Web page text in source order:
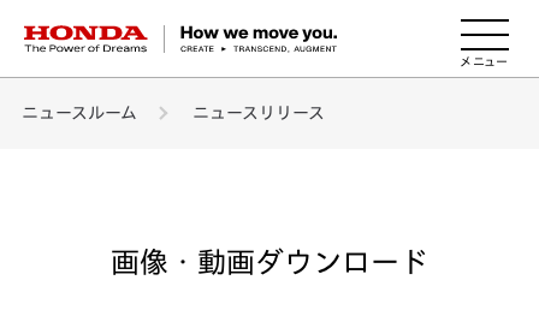
HONDA The Power of Dreams
ニュースルーム ニュースリリース
画像・動画ダウンロード